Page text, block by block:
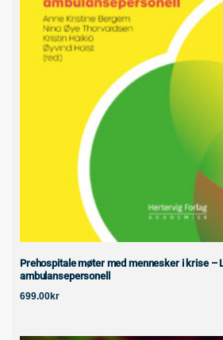
Prehospitale møter med mennesker i krise
ambulansepersonell
699.00kr